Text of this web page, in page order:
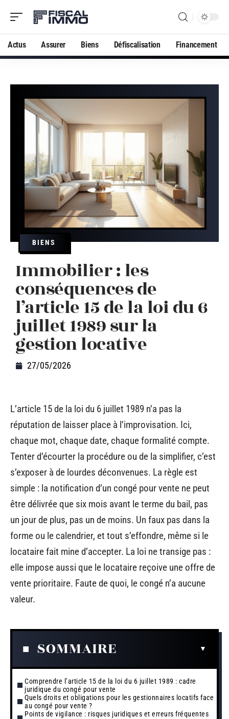
Actus Assurer Biens Défiscalisation Financement
BIENS
Immobilier : les
conséquences de
l’article 15 de la loi du 6
juillet 1989 sur la
gestion locative
27/05/2026
L’article 15 de la loi du 6 juillet 1989 n’a pas la
réputation de laisser place à l’improvisation. Ici,
chaque mot, chaque date, chaque formalité compte.
Tenter d’écourter la procédure ou de la simplifier, c’est
s’exposer à de lourdes déconvenues. La règle est
simple : la notification d’un congé pour vente ne peut
être délivrée que six mois avant le terme du bail, pas
un jour de plus, pas un de moins. Un faux pas dans la
forme ou le calendrier, et tout s’effondre, même si le
locataire fait mine d’accepter. La loi ne transige pas :
elle impose aussi que le locataire reçoive une offre de
vente prioritaire. Faute de quoi, le congé n’a aucune
valeur.
SOMMAIRE
Comprendre l’article 15 de la loi du 6 juillet 1989 : cadre
juridique du congé pour vente
Quels droits et obligations pour les gestionnaires locatifs face
au congé pour vente ?
Points de vigilance : risques juridiques et erreurs fréquentes